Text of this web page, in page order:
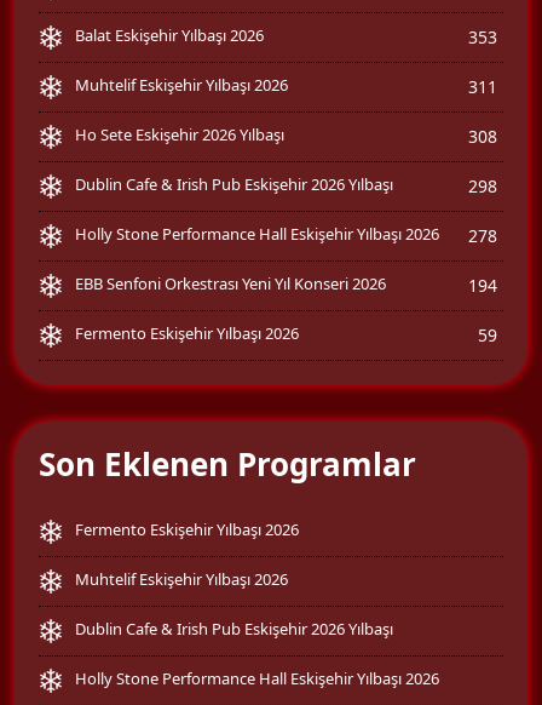
Balat Eskişehir Yılbaşı 2026 353
Muhtelif Eskişehir Yılbaşı 2026 311
Ho Sete Eskişehir 2026 Yılbaşı 308
Dublin Cafe & Irish Pub Eskişehir 2026 Yılbaşı 298
Holly Stone Performance Hall Eskişehir Yılbaşı 2026 278
EBB Senfoni Orkestrası Yeni Yıl Konseri 2026 194
Fermento Eskişehir Yılbaşı 2026 59
Son Eklenen Programlar
Fermento Eskişehir Yılbaşı 2026
Muhtelif Eskişehir Yılbaşı 2026
Dublin Cafe & Irish Pub Eskişehir 2026 Yılbaşı
Holly Stone Performance Hall Eskişehir Yılbaşı 2026